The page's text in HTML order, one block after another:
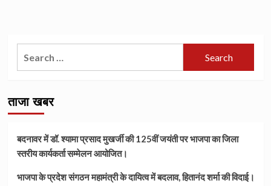
ताजा खबर
बदनावर में डॉ. श्यामा प्रसाद मुखर्जी की 125वीं जयंती पर भाजपा का जिला
स्तरीय कार्यकर्ता सम्मेलन आयोजित।
भाजपा के प्रदेश संगठन महामंत्री के दायित्व में बदलाव, हितानंद शर्मा की विदाई।